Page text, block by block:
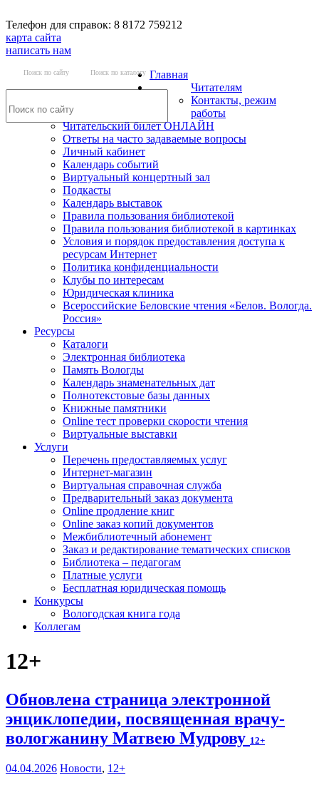
Телефон для справок: 8 8172 759212
карта сайта
написать нам
Поиск по сайту Поиск по каталогу Главная
Читателям
Контакты, режим
работы
Читательский билет ОНЛАЙН
Ответы на часто задаваемые вопросы
Личный кабинет
Календарь событий
Виртуальный концертный зал
Подкасты
Календарь выставок
Правила пользования библиотекой
Правила пользования библиотекой в картинках
Условия и порядок предоставления доступа к
ресурсам Интернет
Политика конфиденциальности
Клубы по интересам
Юридическая клиника
Всероссийские Беловские чтения «Белов. Вологда.
Россия»
Ресурсы
Каталоги
Электронная библиотека
Память Вологды
Календарь знаменательных дат
Полнотекстовые базы данных
Книжные памятники
Online тест проверки скорости чтения
Виртуальные выставки
Услуги
Перечень предоставляемых услуг
Интернет-магазин
Виртуальная справочная служба
Предварительный заказ документа
Online продление книг
Online заказ копий документов
Межбиблиотечный абонемент
Заказ и редактирование тематических списков
Библиотека – педагогам
Платные услуги
Бесплатная юридическая помощь
Конкурсы
Вологодская книга года
Коллегам
12+
Обновлена страница электронной
энциклопедии, посвященная врачу-
вологжанину Матвею Мудрову 12+
04.04.2026 Новости, 12+